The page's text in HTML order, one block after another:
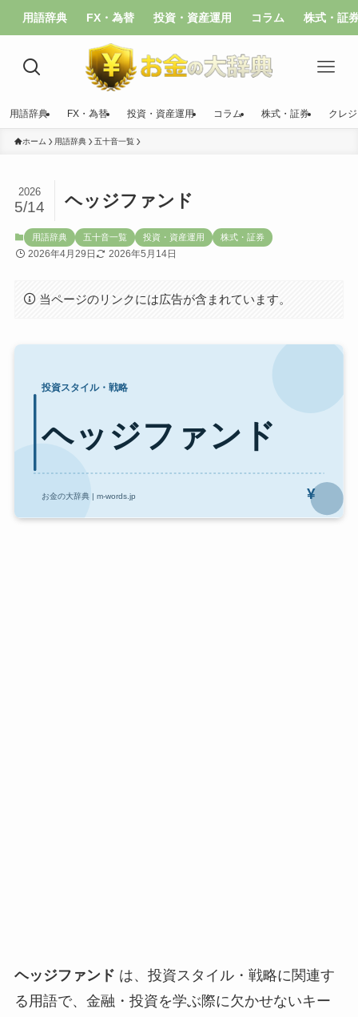
用語辞典 FX・為替 投資・資産運用 コラム 株式・証
用語辞典 FX・為替 投資・資産運用 コラム 株式・証券 クレ
ホーム 用語辞典 五十音一覧
ヘッジファンド
2026
5/14
用語辞典 五十音一覧 投資・資産運用 株式・証券
2026年4月29日 2026年5月14日
当ページのリンクには広告が含まれています。
ヘッジファンド は、投資スタイル・戦略に関連す
る用語で、金融・投資を学ぶ際に欠かせないキー